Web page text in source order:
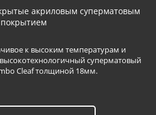
акриловым суперматовым
покрытием
к высоким температурам и
суперматовый
Cleaf толщиной 18мм.